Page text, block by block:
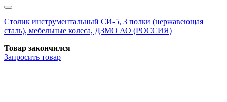
Столик инструментальный СИ-5, 3 полки (нержавеющая
сталь), мебельные колеса, ДЗМО АО (РОССИЯ)
Товар закончился
Запросить товар